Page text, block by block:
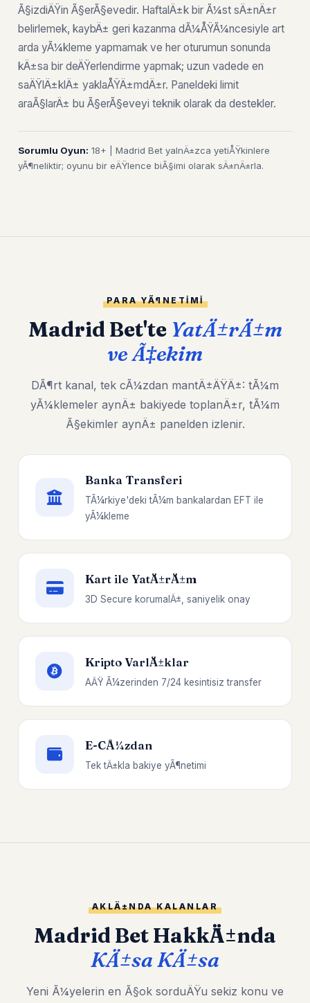
Ã§izdiÄŸin Ã§erÃ§evedir. HaftalÄ±k bir Ã¼st sÄ±nÄ±r
belirlemek, kaybÄ± geri kazanma dÃ¼ÅŸÃ¼ncesiyle art
arda yÃ¼kleme yapmamak ve her oturumun sonunda
kÄ±sa bir deÄŸerlendirme yapmak; uzun vadede en
saÄŸlÄ±klÄ± yaklaÅŸÄ±mdÄ±r. Paneldeki limit
araÃ§larÄ± bu Ã§erÃ§eveyi teknik olarak da destekler.
Sorumlu Oyun: 18+ | Madrid Bet yalnÄ±zca yetiÅŸkinlere
yÃ¶neliktir; oyunu bir eÄŸlence biÃ§imi olarak sÄ±nÄ±rla.
PARA YÃ¶NETIMI
Madrid Bet'te YatÄ±rÄ±m
ve Ã‡ekim
DÃ¶rt kanal, tek cÃ¼zdan mantÄ±ÄŸÄ±: tÃ¼m
yÃ¼klemeler aynÄ± bakiyede toplanÄ±r, tÃ¼m
Ã§ekimler aynÄ± panelden izlenir.
Banka Transferi
TÃ¼rkiye'deki tÃ¼m bankalardan EFT ile
yÃ¼kleme
Kart ile YatÄ±rÄ±m
3D Secure korumalÄ±, saniyelik onay
Kripto VarlÄ±klar
AÄŸ Ã¼zerinden 7/24 kesintisiz transfer
E-CÃ¼zdan
Tek tÄ±kla bakiye yÃ¶netimi
AKLÄ±NDA KALANLAR
Madrid Bet HakkÄ±nda
KÄ±sa KÄ±sa
Yeni Ã¼yelerin en Ã§ok sorduÄŸu sekiz konu ve